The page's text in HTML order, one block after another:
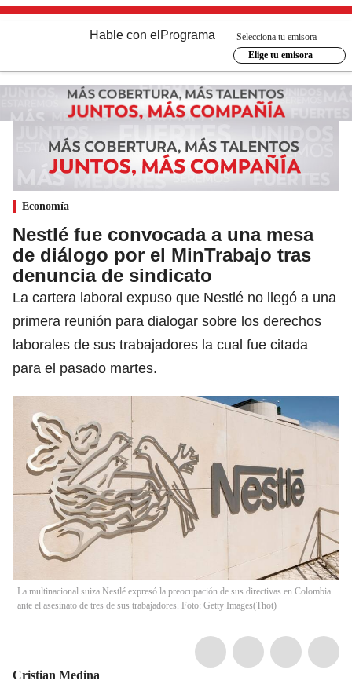
Hable con el Programa
Selecciona tu emisora
Elige tu emisora
Economía
Nestlé fue convocada a una mesa
de diálogo por el MinTrabajo tras
denuncia de sindicato
La cartera laboral expuso que Nestlé no llegó a una
primera reunión para dialogar sobre los derechos
laborales de sus trabajadores la cual fue citada
para el pasado martes.
La multinacional suiza Nestlé expresó la preocupación de sus directivas en Colombia
ante el asesinato de tres de sus trabajadores. Foto: Getty Images(Thot)
Cristian Medina